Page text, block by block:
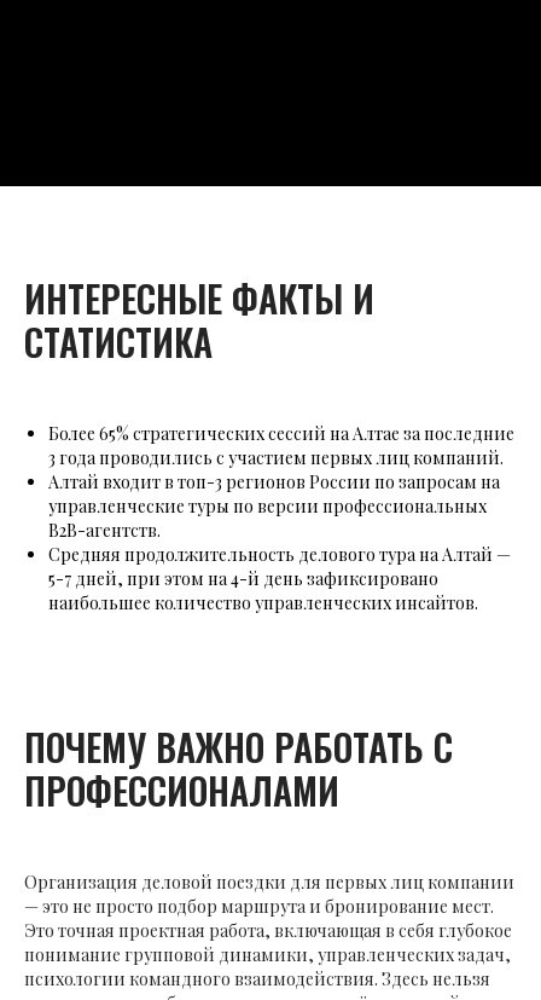
ИНТЕРЕСНЫЕ ФАКТЫ И
СТАТИСТИКА
Более 65% стратегических сессий на Алтае за последние
3 года проводились с участием первых лиц компаний.
Алтай входит в топ-3 регионов России по запросам на
управленческие туры по версии профессиональных
B2B-агентств.
Средняя продолжительность делового тура на Алтай —
5-7 дней, при этом на 4-й день зафиксировано
наибольшее количество управленческих инсайтов.
ПОЧЕМУ ВАЖНО РАБОТАТЬ С
ПРОФЕССИОНАЛАМИ
Организация деловой поездки для первых лиц компании
— это не просто подбор маршрута и бронирование мест.
Это точная проектная работа, включающая в себя глубокое
понимание групповой динамики, управленческих задач,
психологии командного взаимодействия. Здесь нельзя